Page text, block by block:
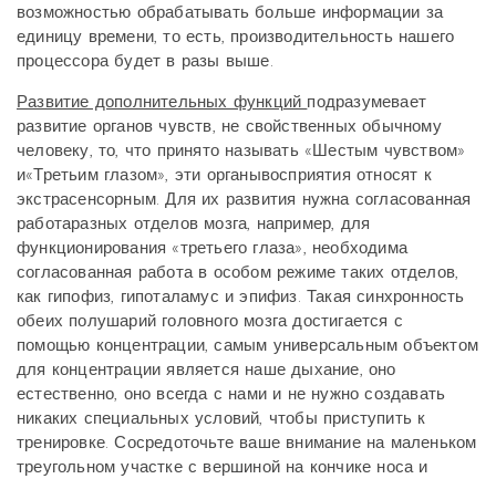
возможностью обрабатывать больше информации за
единицу времени, то есть, производительность нашего
процессора будет в разы выше.
Развитие дополнительных функций подразумевает
развитие органов чувств, не свойственных обычному
человеку, то, что принято называть «Шестым чувством»
и«Третьим глазом», эти органывосприятия относят к
экстрасенсорным. Для их развития нужна согласованная
работаразных отделов мозга, например, для
функционирования «третьего глаза», необходима
согласованная работа в особом режиме таких отделов,
как гипофиз, гипоталамус и эпифиз. Такая синхронность
обеих полушарий головного мозга достигается с
помощью концентрации, самым универсальным объектом
для концентрации является наше дыхание, оно
естественно, оно всегда с нами и не нужно создавать
никаких специальных условий, чтобы приступить к
тренировке. Сосредоточьте ваше внимание на маленьком
треугольном участке с вершиной на кончике носа и